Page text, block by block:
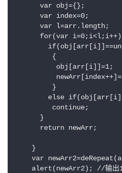
      var obj={};
      var index=0;
      var l=arr.length;
for(var
         {
          obj[arr[i]]=1;
         }
else
         continue;
      }
      return newArr;
    }
var
alert(newArr2); //输